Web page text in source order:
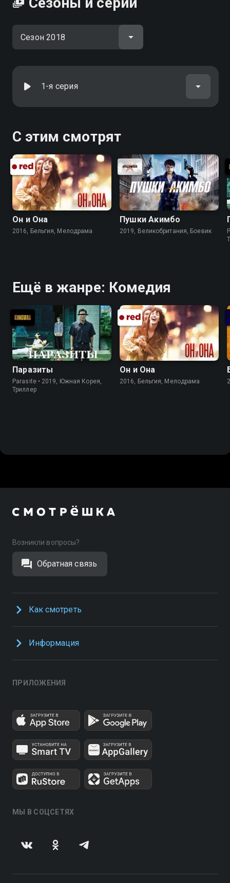
1-я серия
С этим смотрят
Он и Она
2016, Бельгия, Мелодрама
Пушки Акимбо
2019, Великобритания, Боевик
Ещё в жанре: Комедия
Паразиты
Parasite • 2019, Южная Корея,
Триллер
Он и Она
2016, Бельгия, Мелодрама
Возникли вопросы?
Обратная связь
Как смотреть
Информация
ПРИЛОЖЕНИЯ
МЫ В СОЦСЕТЯХ